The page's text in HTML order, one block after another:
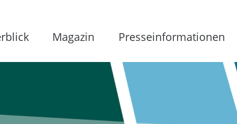
Magazin Presseinformationen